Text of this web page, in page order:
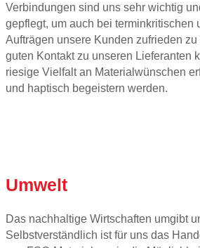
Verbindungen sind uns sehr wichtig
gepflegt, um auch bei terminkritischen
Aufträgen unsere Kunden zufrieden
guten Kontakt zu unseren Lieferanten
riesige Vielfalt an Materialwünschen
und haptisch begeistern werden.
Umwelt
Das nachhaltige Wirtschaften umgibt
Selbstverständlich ist für uns das